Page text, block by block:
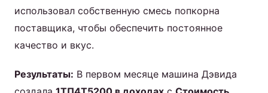
использовал собственную смесь попкорна
поставщика, чтобы обеспечить постоянное
качество и вкус.
Результаты: В первом месяце машина Дэвида